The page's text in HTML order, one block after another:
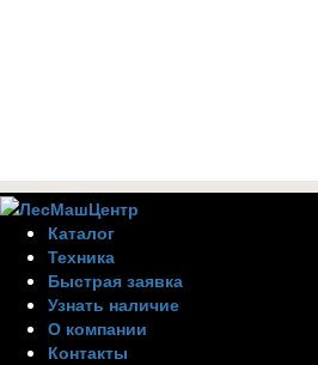
Каталог
Техника
Быстрая заявка
Узнать наличие
О компании
Контакты